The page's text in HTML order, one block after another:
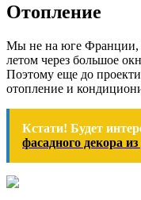
Отопление
Мы не на юге Франции,
летом через большое
Поэтому еще до
отопление и
Кстати! Будет
фасадного декора